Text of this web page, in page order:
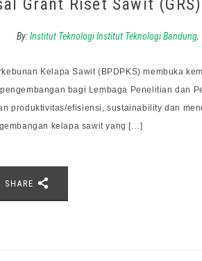
Grant Riset Sawit
By:Institut Teknologi Institut Teknologi Bandung,
Kelapa Sawit (BPDPKS) membuka
bagi Lembaga Penelitian dan
produktivitas/efisiensi, sustainability dan
kelapa sawit yang […]
SHARE